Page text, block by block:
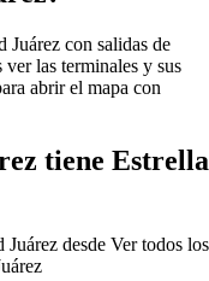
Juárez con salidas de
las terminales y sus
abrir el mapa con
tiene Estrella
desde Ver todos los